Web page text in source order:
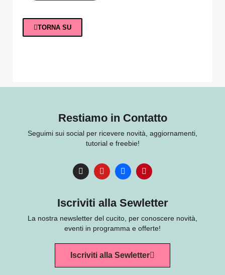
TORNA SU
Restiamo in Contatto
Seguimi sui social per ricevere novità, aggiornamenti,
tutorial e freebie!
Iscriviti alla Sewletter
La nostra newsletter del cucito, per conoscere novità,
eventi in programma e offerte!
Iscriviti alla Sewletter
list.
Annulla Accedi